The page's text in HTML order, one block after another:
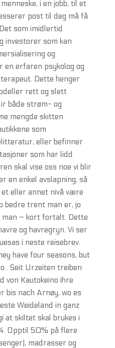
i en jobb, til et
post til deg må få
som imidlertid
investorer som kan
og
en erfaren psykolog og
Dette henger
rett og slett
både strøm- og
mengde skitten
som
eller befinner
som har lidd
skal vise oss noe vi blir
en enkel avslapning, så
et eller annet nivå være
bedre trent man er, jo
man – kort fortalt. Dette
og havregryn. Vi ser
i neste reisebrev.
have four seasons, but
. Seit Urzeiten treiben
von Kautokeino ihre
bis nach Arnøy, wo es
Weideland in ganz
at skiltet skal brukes i
Opptil 50% på flere
madrasser og